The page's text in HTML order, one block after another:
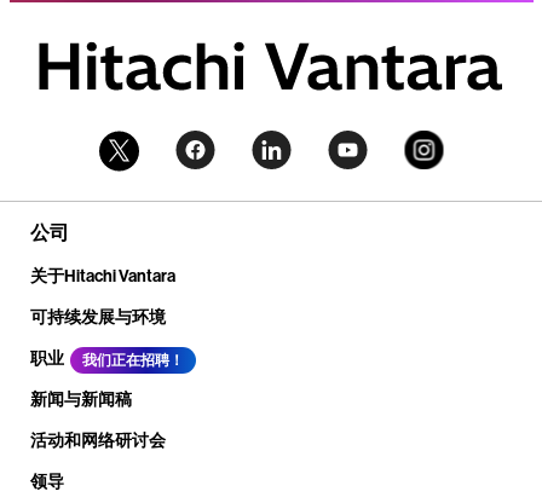
公司
关于Hitachi Vantara
可持续发展与环境
职业
我们正在招聘！
新闻与新闻稿
活动和网络研讨会
领导